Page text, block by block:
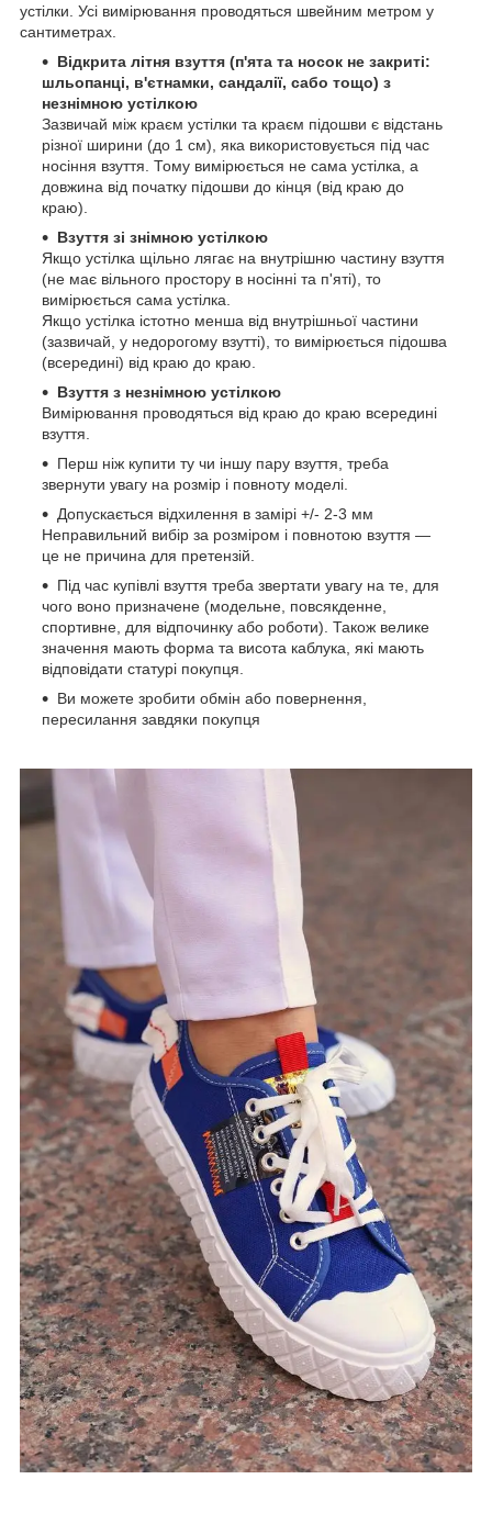
устілки. Усі вимірювання проводяться швейним метром у
сантиметрах.
Відкрита літня взуття (п'ята та носок не закриті:
шльопанці, в'єтнамки, сандалії, сабо тощо) з
незнімною устілкою
Зазвичай між краєм устілки та краєм підошви є відстань
різної ширини (до 1 см), яка використовується під час
носіння взуття. Тому вимірюється не сама устілка, а
довжина від початку підошви до кінця (від краю до
краю).
Взуття зі знімною устілкою
Якщо устілка щільно лягає на внутрішню частину взуття
(не має вільного простору в носінні та п'яті), то
вимірюється сама устілка.
Якщо устілка істотно менша від внутрішньої частини
(зазвичай, у недорогому взутті), то вимірюється підошва
(всередині) від краю до краю.
Взуття з незнімною устілкою
Вимірювання проводяться від краю до краю всередині
взуття.
Перш ніж купити ту чи іншу пару взуття, треба
звернути увагу на розмір і повноту моделі.
Допускається відхилення в замірі +/- 2-3 мм
Неправильний вибір за розміром і повнотою взуття —
це не причина для претензій.
Під час купівлі взуття треба звертати увагу на те, для
чого воно призначене (модельне, повсякденне,
спортивне, для відпочинку або роботи). Також велике
значення мають форма та висота каблука, які мають
відповідати статурі покупця.
Ви можете зробити обмін або повернення,
пересилання завдяки покупця